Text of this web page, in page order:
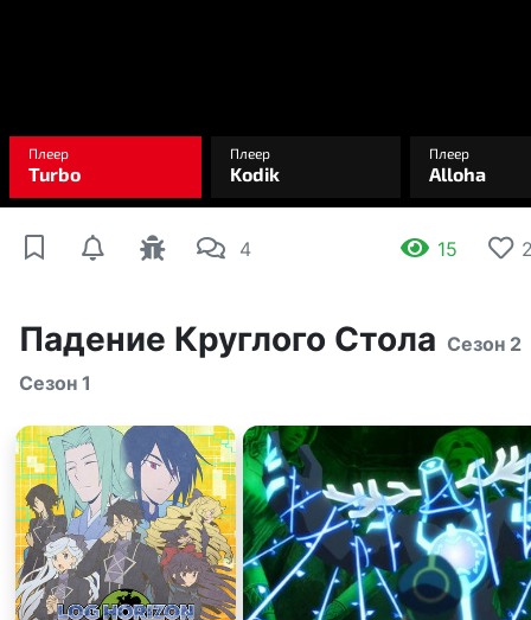
4 15
Падение Круглого Стола Сезон 2
Сезон 1